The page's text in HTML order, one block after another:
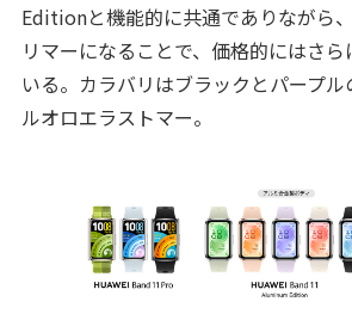
Editionと機能的に共通でありながら
リマーになることで、価格的にはさ
いる。カラバリはブラックとパープ
ルオロエラストマー。